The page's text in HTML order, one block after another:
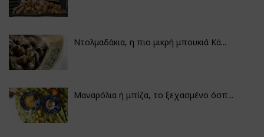
Ντολμαδάκια, η πιο μικρή μπουκιά Κά...
Μαναρόλια ή μπίζα, το ξεχασμένο όσπ...